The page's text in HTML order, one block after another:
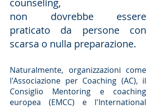
counseling,
non dovrebbe essere
praticato da persone con
scarsa o nulla preparazione.
Naturalmente, organizzazioni come
l'Associazione per Coaching (AC), il
Consiglio Mentoring e coaching
europea (EMCC) e l'International